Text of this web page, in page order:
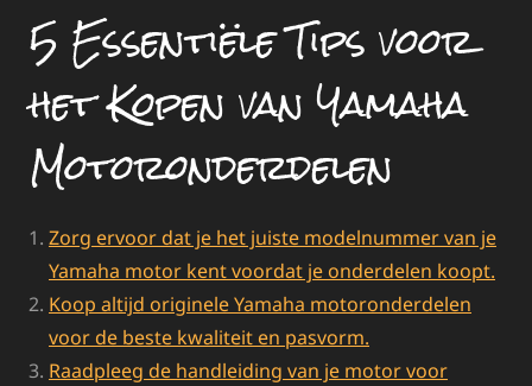
5 Essentiële Tips voor
het Kopen van Yamaha
Motoronderdelen
Zorg ervoor dat je het juiste modelnummer van je
Yamaha motor kent voordat je onderdelen koopt.
Koop altijd originele Yamaha motoronderdelen
voor de beste kwaliteit en pasvorm.
Raadpleeg de handleiding van je motor voor